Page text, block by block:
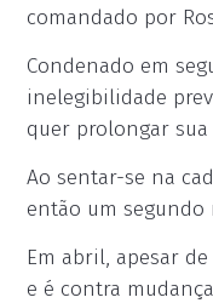
comandado por
Condenado em
inelegibilidade
quer prolongar sua
Ao sentar-se na
então um
Em abril, apesar
e é contra